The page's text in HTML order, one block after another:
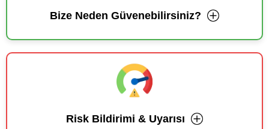
Bize Neden Güvenebilirsiniz?
Risk Bildirimi & Uyarısı